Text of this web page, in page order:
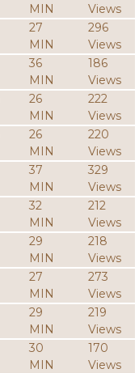
MIN
Views
27
MIN
296
Views
36
MIN
186
Views
26
MIN
222
Views
26
MIN
220
Views
37
MIN
329
Views
32
MIN
212
Views
29
MIN
218
Views
27
MIN
273
Views
29
MIN
219
Views
30
MIN
170
Views